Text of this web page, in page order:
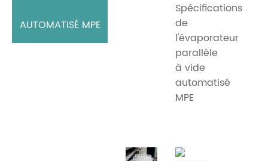
AUTOMATISÉ MPE
Spécifications
de
l'évaporateur
parallèle
à vide
automatisé
MPE